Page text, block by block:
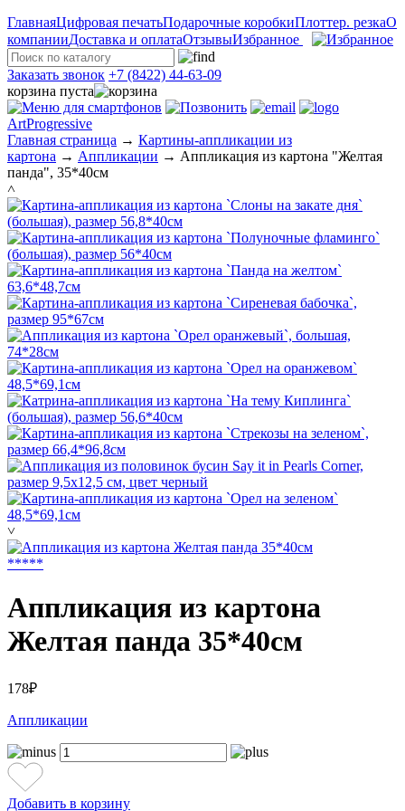
ГлавнаяЦифровая печатьПодарочные коробкиПлоттер. резкаО
компанииДоставка и оплатаОтзывыИзбранное
Заказать звонок +7 (8422) 44-63-09
корзина пуста
ArtProgressive
Главная страница → Картины-аппликации из
картона → Аппликации → Аппликация из картона "Желтая
панда", 35*40см
˄
˅
*****
Аппликация из картона
Желтая панда 35*40см
178₽
Аппликации
Добавить в корзину